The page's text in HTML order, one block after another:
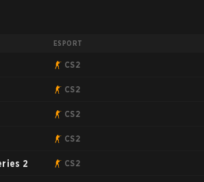
ESPORT
CS2
CS2
CS2
CS2
2 CS2